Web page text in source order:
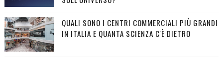
QUALI SONO I CENTRI COMMERCIALI PIÙ GRANDI
IN ITALIA E QUANTA SCIENZA C'È DIETRO